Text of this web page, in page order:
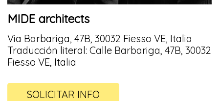
MIDE architects
Via Barbariga, 47B, 30032 Fiesso VE, Italia
Traducción literal: Calle Barbariga, 47B, 30032
Fiesso VE, Italia
SOLICITAR INFO